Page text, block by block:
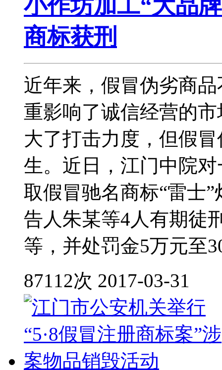
小作坊加工“大品
商标获刑
近年来，假冒伪劣商
重影响了诚信经营的
大了打击力度，但假
生。近日，江门中院
取假冒驰名商标“雷士
告人朱某等4人有期徒
等，并处罚金5万元至
87112次 2017-03-31